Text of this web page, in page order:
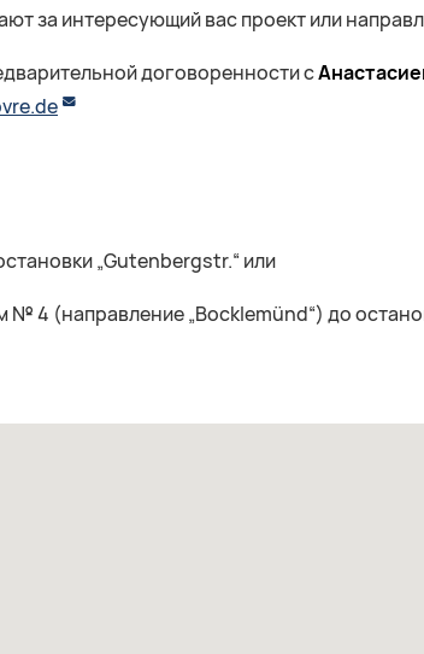
за интересующий вас проект или
договоренности c
„Gutenbergstr.“ или
4 (направление „Bocklemünd“) до